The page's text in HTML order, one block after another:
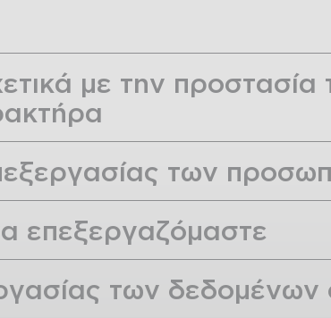
με την
των
επεξεργαζόμαστε
των δεδομένων